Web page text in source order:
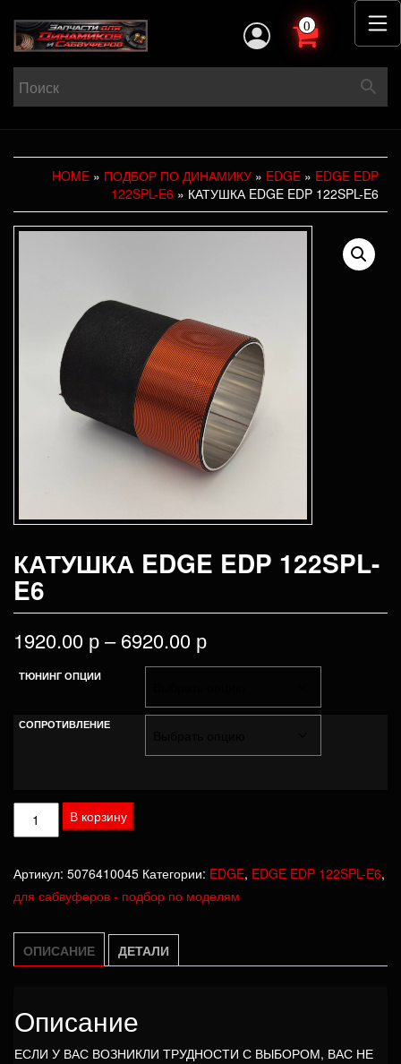
0
HOME » ПОДБОР ПО ДИНАМИКУ » EDGE » EDGE EDP
122SPL-E6 » КАТУШКА EDGE EDP 122SPL-E6
КАТУШКА EDGE EDP 122SPL-
E6
1920.00 р–6920.00 р
ТЮНИНГ ОПЦИИ
СОПРОТИВЛЕНИЕ
Количество
товара
EDGE
EDP
E6
В корзину
Артикул: 5076410045 Категории: EDGE, EDGE EDP 122SPL-E6,
для сабвуферов - подбор по моделям
ОПИСАНИЕ ДЕТАЛИ
Описание
ЕСЛИ У ВАС ВОЗНИКЛИ ТРУДНОСТИ С ВЫБОРОМ, ВАС НЕ